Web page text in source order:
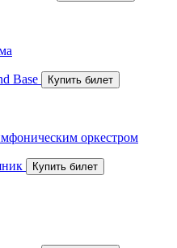
Base
оркестром